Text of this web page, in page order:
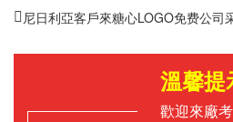
尼日利亞客戶來糖心LOGO免费公司
溫馨提
歡迎來廠